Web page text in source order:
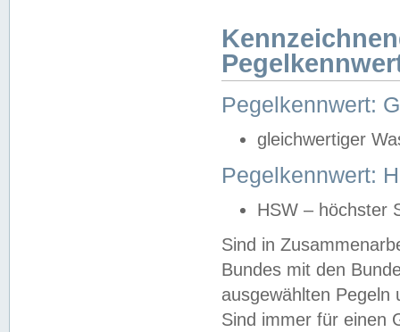
Pegelkennwert:
gleichwertiger
Pegelkennwert:
HSW – höchster
Sind in
Bundes mit den
ausgewählten
Sind immer für einen